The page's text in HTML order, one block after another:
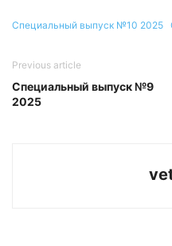
Специальный выпуск №10 2025
Previous article
Специальный выпуск №9
2025